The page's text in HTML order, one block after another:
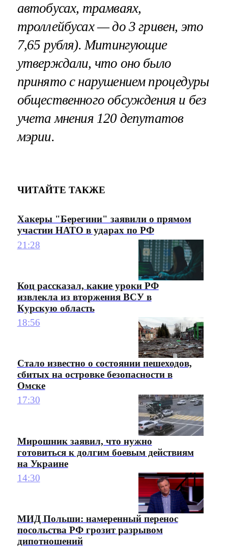
автобусах, трамваях,
троллейбусах — до 3 гривен, это
7,65 рубля). Митингующие
утверждали, что оно было
принято с нарушением процедуры
общественного обсуждения и без
учета мнения 120 депутатов
мэрии.
ЧИТАЙТЕ ТАКЖЕ
Хакеры "Берегини" заявили о прямом
участии НАТО в ударах по РФ
21:28
Коц рассказал, какие уроки РФ
извлекла из вторжения ВСУ в
Курскую область
18:56
Стало известно о состоянии пешеходов,
сбитых на островке безопасности в
Омске
17:30
Мирошник заявил, что нужно
готовиться к долгим боевым действиям
на Украине
14:30
МИД Польши: намеренный перенос
посольства РФ грозит разрывом
дипотношений